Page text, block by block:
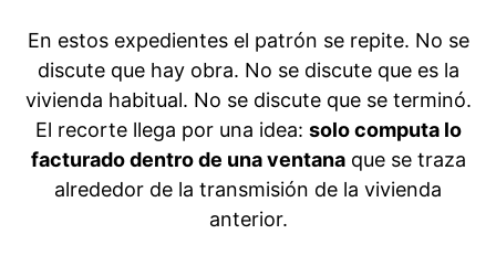
En estos expedientes el patrón se repite. No se
discute que hay obra. No se discute que es la
vivienda habitual. No se discute que se terminó.
El recorte llega por una idea: solo computa lo
facturado dentro de una ventanaque se traza
alrededor de la transmisión de la vivienda
anterior.